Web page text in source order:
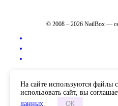
© 2008 – 2026 NailBox —
На сайте используются файлы
использовать сайт, вы
данных. ОК